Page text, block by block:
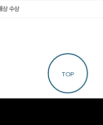
수상
TOP